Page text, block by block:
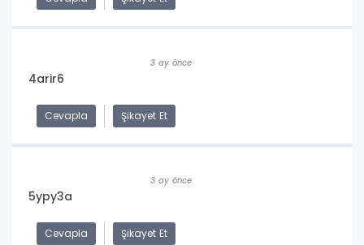
3 ay önce
4arir6
Cevapla Şikayet Et
3 ay önce
5ypy3a
Cevapla Şikayet Et